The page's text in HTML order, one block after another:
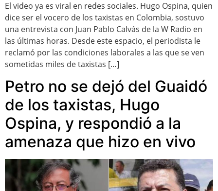
El video ya es viral en redes sociales. Hugo Ospina, quien
dice ser el vocero de los taxistas en Colombia, sostuvo
una entrevista con Juan Pablo Calvás de la W Radio en
las últimas horas. Desde este espacio, el periodista le
reclamó por las condiciones laborales a las que se ven
sometidas miles de taxistas […]
Petro no se dejó del Guaidó
de los taxistas, Hugo
Ospina, y respondió a la
amenaza que hizo en vivo